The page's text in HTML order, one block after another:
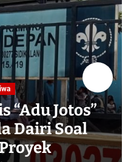
“Adu Jotos”
Dairi Soal